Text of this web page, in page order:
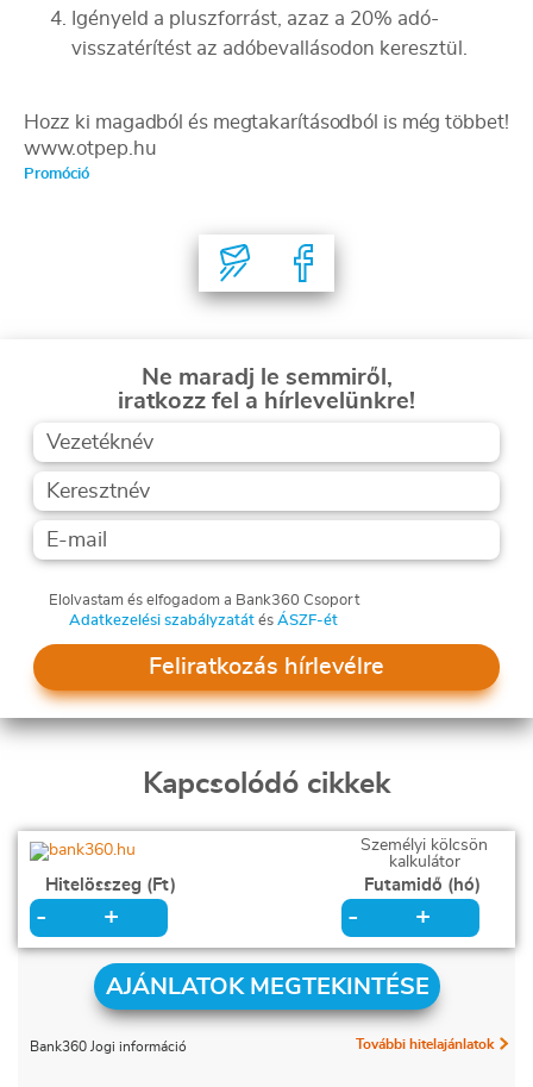
Igényeld a pluszforrást, azaz a 20% adó-
visszatérítést az adóbevallásodon keresztül.
Hozz ki magadból és megtakarításodból is még többet!
www.otpep.hu
Promóció
Ne maradj le semmiről,
iratkozz fel a hírlevelünkre!
Elolvastam és elfogadom a Bank360 Csoport
Adatkezelési szabályzatátés ÁSZF-ét
Feliratkozás hírlevélre
Kapcsolódó cikkek
Személyi kölcsön
kalkulátor
Hitelösszeg (Ft)
- +
Futamidő (hó)
- +
AJÁNLATOK MEGTEKINTÉSE
Bank360 Jogi információ További hitelajánlatok